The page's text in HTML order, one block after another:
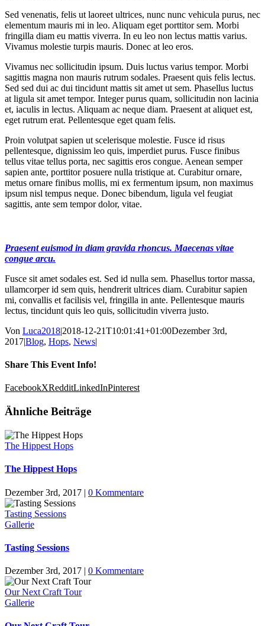
Sed venenatis, felis ut laoreet ultrices, nunc nunc vehicula purus, nec
elementum mauris mi in leo. Aliquam eget porttitor sem. Morbi
fringilla diam eu mattis viverra. In eu leo non lectus mattis varius.
Vivamus molestie turpis mauris. Donec at leo eros.
Vivamus nec sollicitudin ipsum. Duis luctus varius tempor. Morbi
sagittis magna non mauris rutrum sodales. Praesent quis felis lectus.
Sed sed dui ac dui tincidunt mattis sit amet ut sem. Phasellus luctus
at ligula sit amet tempor. Integer purus quam, sollicitudin non lacinia
et, iaculis in lectus. Aliquam ac neque diam. Praesent at aliquet est,
eget rutrum erat. Pellentesque eget quam felis.
Proin volutpat sapien ut scelerisque molestie. Fusce id risus
pellentesque, dignissim leo quis, imperdiet purus. Fusce finibus
tellus vitae tellus porta, nec sagittis eros congue. Aenean semper
sapien ante, porttitor posuere nulla tristique at. Curabitur ornare,
metus ornare finibus mollis, mi ex fermentum ipsum, non maximus
ipsum nisl tempus neque. Donec bibendum, ligula vel feugiat
sagittis, ante sem tempor dolor, vitae.
Praesent euismod in diam gravida rhoncus. Maecenas vitae
congue arcu.
Fusce sit amet sodales est. Sed id nulla sem. Phasellus tortor massa,
ullamcorper id sem quis, hendrerit ultrices diam. Curabitur sapien
mi, convallis et facilisis vel, fringilla in ante. Pellentesque mauris
lectus, tincidunt quis leo quis, sollicitudin viverra justo.
Von Luca2018|2018-12-21T10:01:41+01:00Dezember 3rd,
2017|Blog, Hops, News|
Share This Event Info!
FacebookXRedditLinkedInPinterest
Ähnliche Beiträge
The Hippest Hops
The Hippest Hops
Dezember 3rd, 2017 | 0 Kommentare
Tasting Sessions
Gallerie
Tasting Sessions
Dezember 3rd, 2017 | 0 Kommentare
Our Next Craft Tour
Gallerie